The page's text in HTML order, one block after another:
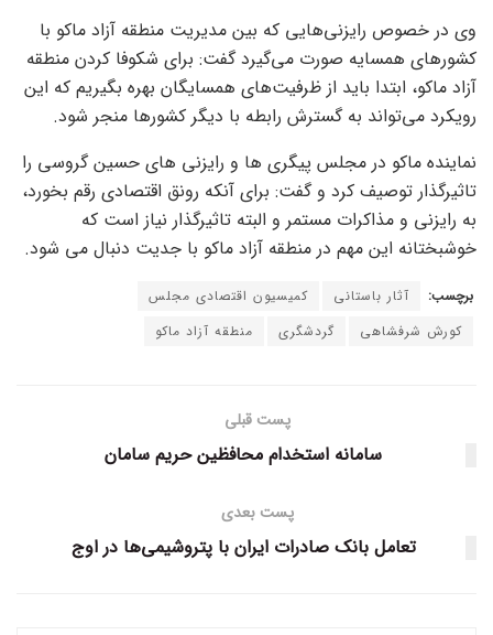
وی در خصوص رایزنی‌هایی که بین مدیریت منطقه آزاد ماکو با
کشور‌های همسایه صورت می‌گیرد گفت: برای شکوفا کردن منطقه
آزاد ماکو، ابتدا باید از ظرفیت‌های همسایگان بهره بگیریم که این
رویکرد می‌تواند به گسترش رابطه با دیگر کشور‌ها منجر شود.
نماینده ماکو در مجلس پیگری ها و رایزنی های حسین گروسی را
تاثیرگذار توصیف کرد و گفت: برای آنکه رونق اقتصادی رقم بخورد،
به رایزنی و مذاکرات مستمر و البته تاثیرگذار نیاز است که
خوشبختانه این مهم در منطقه آزاد ماکو با جدیت دنبال می شود.
برچسب: آثار باستانی
کمیسیون اقتصادی مجلس
کورش شرفشاهی
گردشگری منطقه آزاد ماکو
پست قبلی
سامانه استخدام محافظین حریم سامان
پست بعدی
تعامل بانک صادرات ایران با پتروشیمی‌ها در اوج